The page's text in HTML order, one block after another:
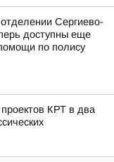
Сергиево-
доступны еще
по полису
КРТ в два